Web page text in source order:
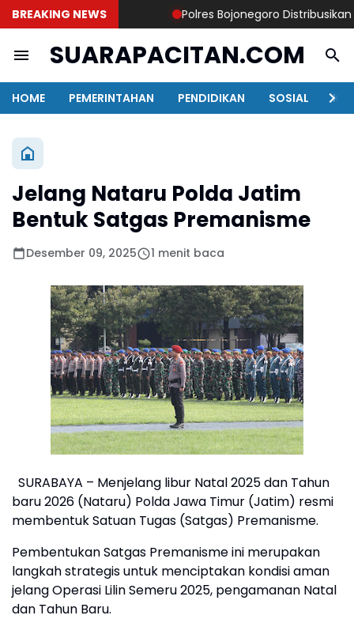
BREAKING NEWS Polres Bojonegoro Distribusikan
SUARAPACITAN.COM
HOME PEMERINTAHAN PENDIDIKAN SOSIAL
Jelang Nataru Polda Jatim
Bentuk Satgas Premanisme
Desember 09, 2025 1 menit baca
SURABAYA – Menjelang libur Natal 2025 dan Tahun
baru 2026 (Nataru) Polda Jawa Timur (Jatim) resmi
membentuk Satuan Tugas (Satgas) Premanisme.
Pembentukan Satgas Premanisme ini merupakan
langkah strategis untuk menciptakan kondisi aman
jelang Operasi Lilin Semeru 2025, pengamanan Natal
dan Tahun Baru.